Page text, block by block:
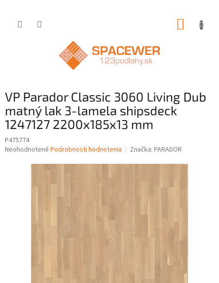
VP Parador Classic 3060 Living Dub
matný lak 3-lamela shipsdeck
1247127 2200x185x13 mm
P475774
Priemerné
Neohodnotené Podrobnosti hodnotenia Značka: PARADOR